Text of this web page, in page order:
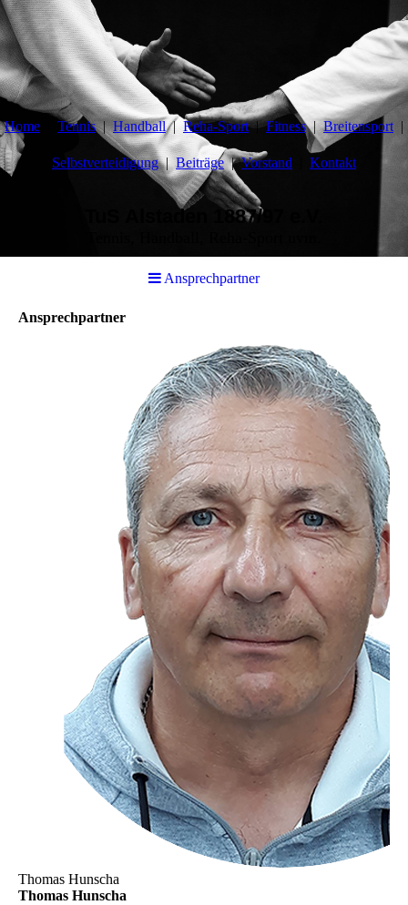
Home Tennis Handball Reha-Sport Fitness Breitensport
Selbstverteidigung Beiträge Vorstand Kontakt
TuS Alstaden 1887/97 e.V.
Ansprechpartner
Ansprechpartner
Thomas Hunscha
Thomas Hunscha